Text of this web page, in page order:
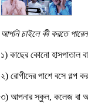
আপনি চাইলে কী করতে
১) কাছের কোনো হাসপাতাল
২) রোগীদের পাশে বসে গল্প
৩) আপনার স্কুল, কলেজ বা